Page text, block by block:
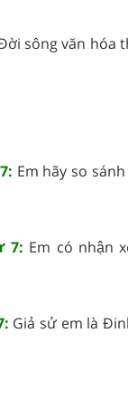
sông văn hóa
Em hãy so
7: Em có nhận
Giả sử em là